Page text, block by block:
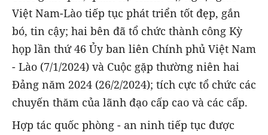
Việt Nam-Lào tiếp tục phát triển tốt đẹp, gắn
bó, tin cậy; hai bên đã tổ chức thành công Kỳ
họp lần thứ 46 Ủy ban liên Chính phủ Việt Nam
- Lào (7/1/2024) và Cuộc gặp thường niên hai
Đảng năm 2024 (26/2/2024); tích cực tổ chức các
chuyến thăm của lãnh đạo cấp cao và các cấp.
Hợp tác quốc phòng - an ninh tiếp tục được